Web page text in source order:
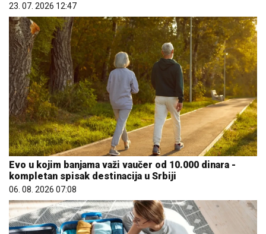
23. 07. 2026 12:47
Evo u kojim banjama važi vaučer od 10.000 dinara -
kompletan spisak destinacija u Srbiji
06. 08. 2026 07:08